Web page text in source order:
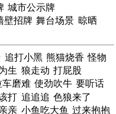
城市公示牌
壁招牌 舞台场景 晾晒
追打小黑 熊猫烧香 怪物
生 狼走动 打屁股
车磨难 使劲吹牛 要听话
打 追追追 色狼来了
亲 小鱼吃大鱼 过来抱抱